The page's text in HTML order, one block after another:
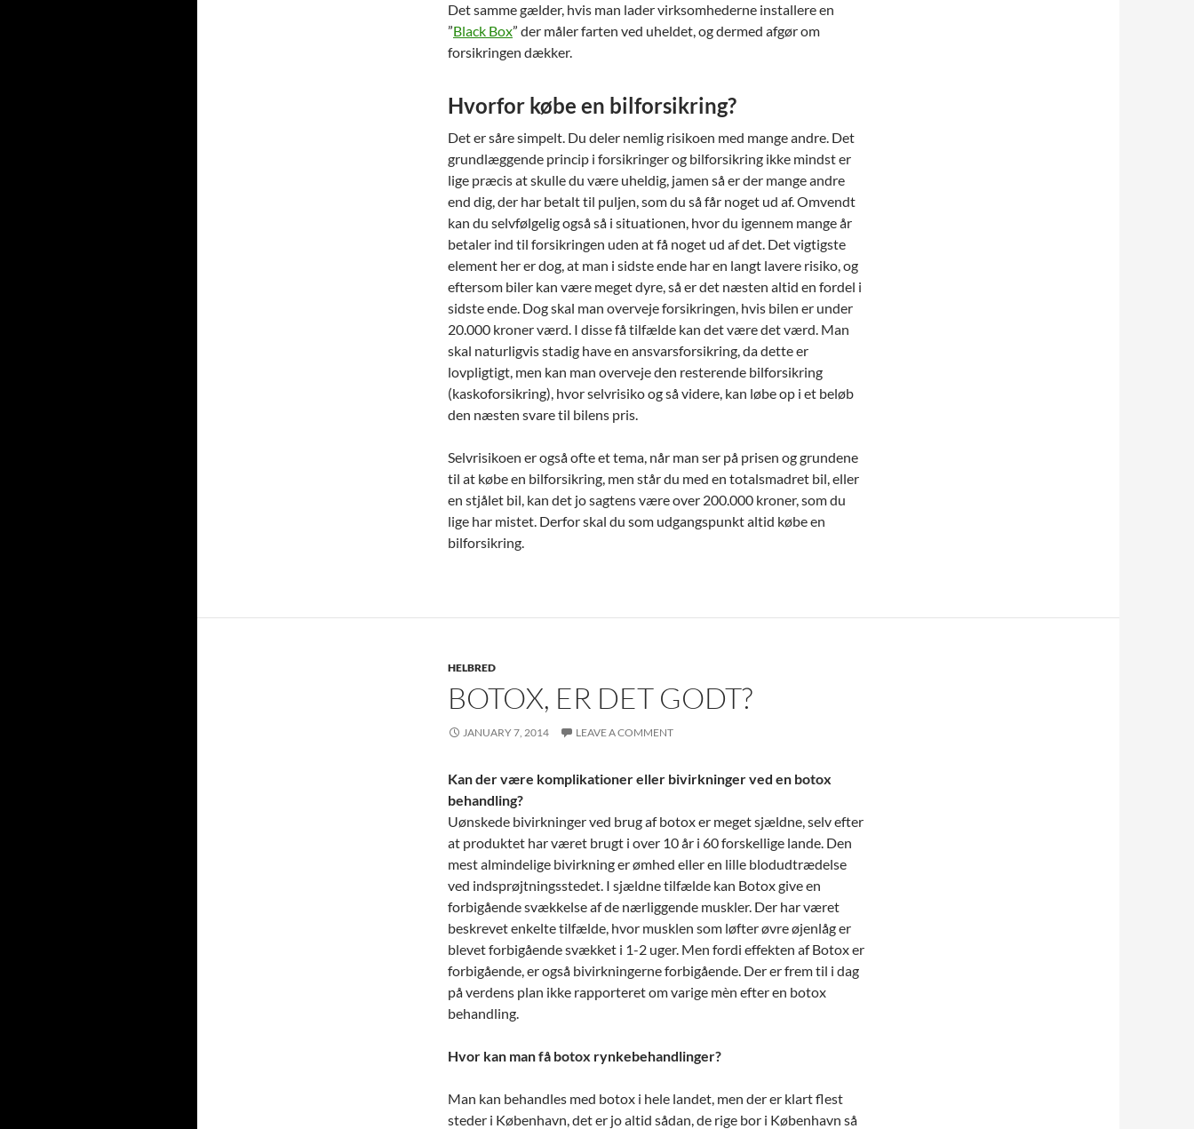
Det samme gælder, hvis man lader virksomhederne installere en
”Black Box” der måler farten ved uheldet, og dermed afgør om
forsikringen dækker.
Hvorfor købe en bilforsikring?
Det er såre simpelt. Du deler nemlig risikoen med mange andre. Det
grundlæggende princip i forsikringer og bilforsikring ikke mindst er
lige præcis at skulle du være uheldig, jamen så er der mange andre
end dig, der har betalt til puljen, som du så får noget ud af. Omvendt
kan du selvfølgelig også så i situationen, hvor du igennem mange år
betaler ind til forsikringen uden at få noget ud af det. Det vigtigste
element her er dog, at man i sidste ende har en langt lavere risiko, og
eftersom biler kan være meget dyre, så er det næsten altid en fordel i
sidste ende. Dog skal man overveje forsikringen, hvis bilen er under
20.000 kroner værd. I disse få tilfælde kan det være det værd. Man
skal naturligvis stadig have en ansvarsforsikring, da dette er
lovpligtigt, men kan man overveje den resterende bilforsikring
(kaskoforsikring), hvor selvrisiko og så videre, kan løbe op i et beløb
den næsten svare til bilens pris.
Selvrisikoen er også ofte et tema, når man ser på prisen og grundene
til at købe en bilforsikring, men står du med en totalsmadret bil, eller
en stjålet bil, kan det jo sagtens være over 200.000 kroner, som du
lige har mistet. Derfor skal du som udgangspunkt altid købe en
bilforsikring.
HELBRED
BOTOX, ER DET GODT?
JANUARY 7, 2014 LEAVE A COMMENT
Kan der være komplikationer eller bivirkninger ved en botox
behandling?
Uønskede bivirkninger ved brug af botox er meget sjældne, selv efter
at produktet har været brugt i over 10 år i 60 forskellige lande. Den
mest almindelige bivirkning er ømhed eller en lille blodudtrædelse
ved indsprøjtningsstedet. I sjældne tilfælde kan Botox give en
forbigående svækkelse af de nærliggende muskler. Der har været
beskrevet enkelte tilfælde, hvor musklen som løfter øvre øjenlåg er
blevet forbigående svækket i 1-2 uger. Men fordi effekten af Botox er
forbigående, er også bivirkningerne forbigående. Der er frem til i dag
på verdens plan ikke rapporteret om varige mèn efter en botox
behandling.
Hvor kan man få botox rynkebehandlinger?
Man kan behandles med botox i hele landet, men der er klart flest
steder i København, det er jo altid sådan, de rige bor i København så